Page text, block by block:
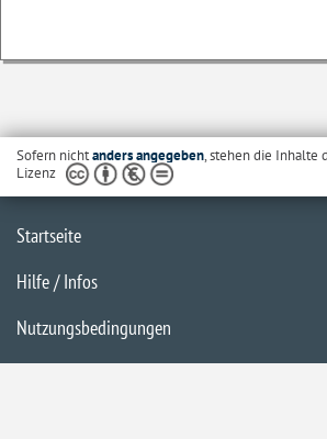
Sofern nichtanders angegeben, stehen die Inhalte
Lizenz
Startseite
Hilfe / Infos
Nutzungsbedingungen